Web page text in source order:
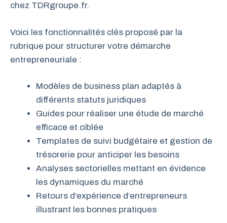
chez TDRgroupe.fr.
Voici les fonctionnalités clés proposé par la
rubrique pour structurer votre démarche
entrepreneuriale :
Modèles de business plan adaptés à
différents statuts juridiques
Guides pour réaliser une étude de marché
efficace et ciblée
Templates de suivi budgétaire et gestion de
trésorerie pour anticiper les besoins
Analyses sectorielles mettant en évidence
les dynamiques du marché
Retours d’expérience d’entrepreneurs
illustrant les bonnes pratiques